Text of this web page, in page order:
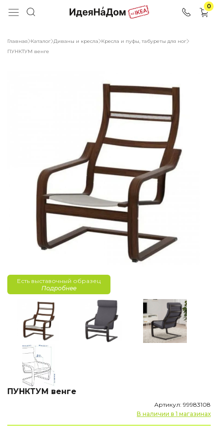
0
Главная Каталог Диваны и кресла
Кресла и пуфы, табуреты для ног
ПУНКТУМ венге
Есть выставочный образец
Подробнее
ПУНКТУМ венге
Артикул: 99983108
В наличии в 1 магазинах